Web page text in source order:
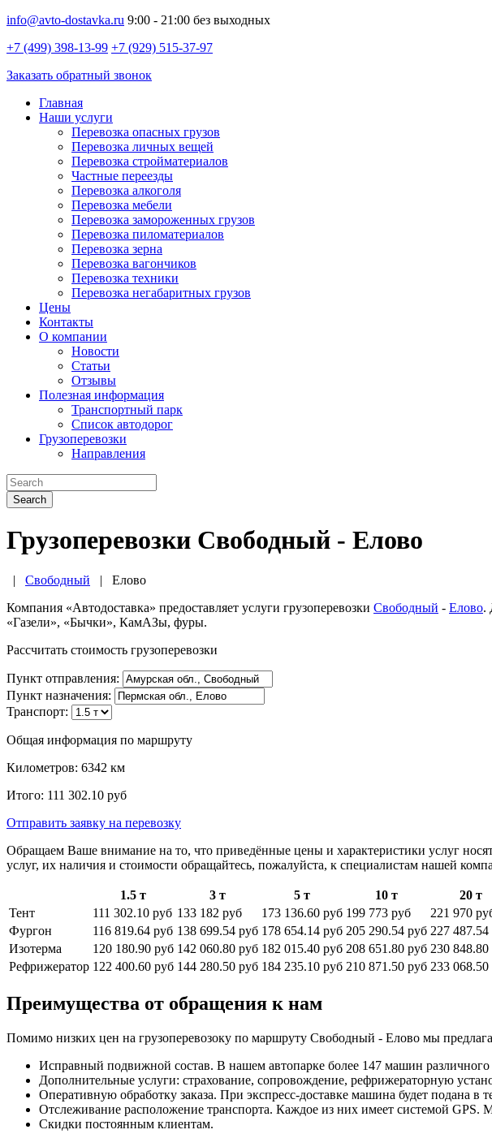
info@avto-dostavka.ru 9:00 - 21:00 без выходных
+7 (499) 398-13-99 +7 (929) 515-37-97
Заказать обратный звонок
Главная
Наши услуги
Перевозка опасных грузов
Перевозка личных вещей
Перевозка стройматериалов
Частные переезды
Перевозка алкоголя
Перевозка мебели
Перевозка замороженных грузов
Перевозка пиломатериалов
Перевозка зерна
Перевозка вагончиков
Перевозка техники
Перевозка негабаритных грузов
Цены
Контакты
О компании
Новости
Статьи
Отзывы
Полезная информация
Транспортный парк
Список автодорог
Грузоперевозки
Направления
Search
Грузоперевозки Свободный - Елово
| Свободный | Елово
Компания «Автодоставка» предоставляет услуги грузоперевозки Свободный - Елово.
«Газели», «Бычки», КамАЗы, фуры.
Рассчитать стоимость грузоперевозки
Пункт отправления:
Пункт назначения:
Транспорт:
Общая информация по маршруту
Километров: 6342 км
Итого: 111 302.10 руб
Отправить заявку на перевозку
Обращаем Ваше внимание на то, что приведённые цены и характеристики услуг
услуг, их наличия и стоимости обращайтесь, пожалуйста, к специалистам нашей
1.5 т 3 т 5 т 10 т
20 т
Тент
111 302.10 руб 133 182 руб 173 136.60 руб 199 773 руб
221 970
Фургон
116 819.64 руб 138 699.54 руб 178 654.14 руб 205 290.54 руб 227 487.54
Изотерма
120 180.90 руб 142 060.80 руб 182 015.40 руб 208 651.80 руб 230 848.80
Рефрижератор 122 400.60 руб 144 280.50 руб 184 235.10 руб 210 871.50 руб 233 068.50
Преимущества от обращения к нам
Помимо низких цен на грузоперевозоку по маршруту Свободный - Елово мы
Исправный подвижной состав. В нашем автопарке более 147 машин
Дополнительные услуги: страхование, сопровождение, рефрижераторную
Оперативную обработку заказа. При экспресс-доставке машина будет подана в
Отслеживание расположение транспорта. Каждое из них имеет системой
Скидки постоянным клиентам.